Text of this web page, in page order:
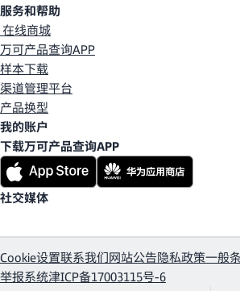
服务和帮助
在线商城
万可产品查询APP
样本下载
渠道管理平台
产品换型
我的账户
下载万可产品查询APP
社交媒体
Cookie设置联系我们网站公告隐私政策一般
举报系统津ICP备17003115号-6